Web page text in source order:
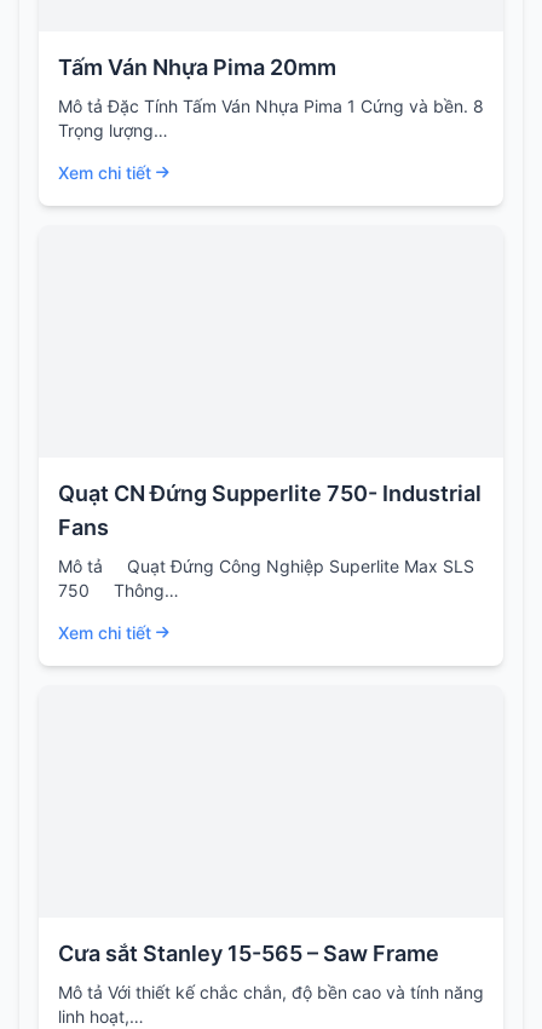
Tấm Ván Nhựa Pima 20mm
Mô tả Đặc Tính Tấm Ván Nhựa Pima 1 Cứng và bền. 8
Trọng lượng…
Xem chi tiết
Quạt CN Đứng Supperlite 750- Industrial
Fans
Mô tả Quạt Đứng Công Nghiệp Superlite Max SLS
750 Thông…
Xem chi tiết
Cưa sắt Stanley 15-565 – Saw Frame
Mô tả Với thiết kế chắc chắn, độ bền cao và tính năng
linh hoạt,…